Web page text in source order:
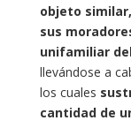
objeto
sus
unifamiliar
llevándose a
los cuales
cantidad de